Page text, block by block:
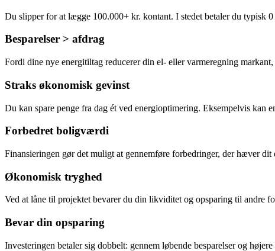
Du slipper for at lægge 100.000+ kr. kontant. I stedet betaler du typisk
Besparelser > afdrag
Fordi dine nye energitiltag reducerer din el- eller varmeregning
Straks økonomisk gevinst
Du kan spare penge fra dag ét ved energioptimering. Eksempelvis kan
Forbedret boligværdi
Finansieringen gør det muligt at gennemføre forbedringer, der hæver
Økonomisk tryghed
Ved at låne til projektet bevarer du din likviditet og opsparing til andre
Bevar din opsparing
Investeringen betaler sig dobbelt: gennem løbende besparelser og